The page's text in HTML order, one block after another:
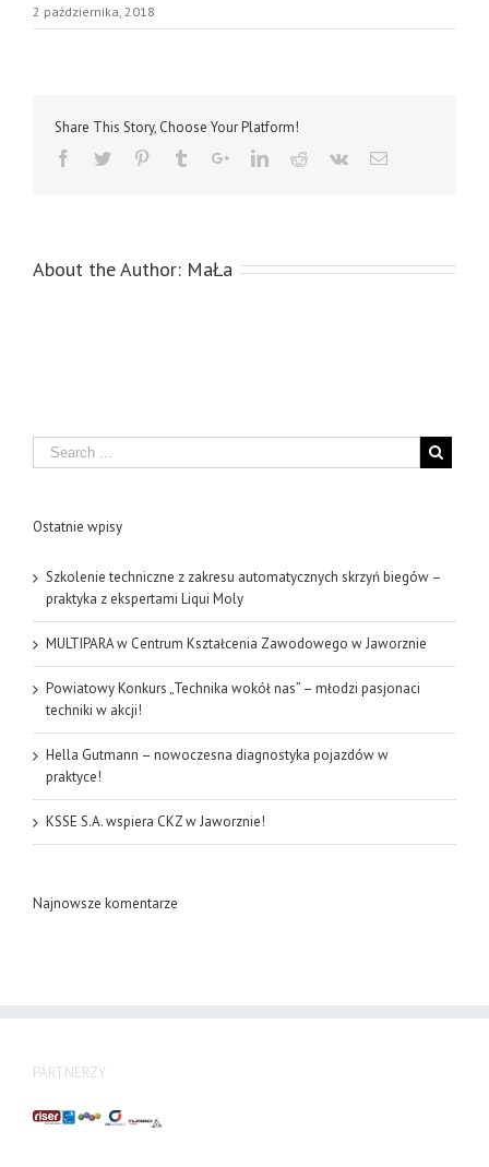
2 października, 2018
Share This Story, Choose Your Platform!
About the Author: MaŁa
Search
Ostatnie wpisy
Szkolenie techniczne z zakresu automatycznych skrzyń biegów –
praktyka z ekspertami Liqui Moly
MULTIPARA w Centrum Kształcenia Zawodowego w Jaworznie
Powiatowy Konkurs „Technika wokół nas” – młodzi pasjonaci
techniki w akcji!
Hella Gutmann – nowoczesna diagnostyka pojazdów w
praktyce!
KSSE S.A. wspiera CKZ w Jaworznie!
Najnowsze komentarze
PARTNERZY